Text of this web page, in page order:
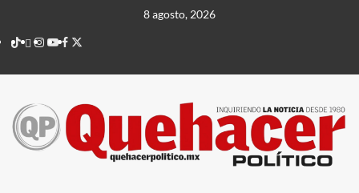
contenido
8 agosto, 2026
TikTok
threads
Instagram
Youtube
Facebook
X